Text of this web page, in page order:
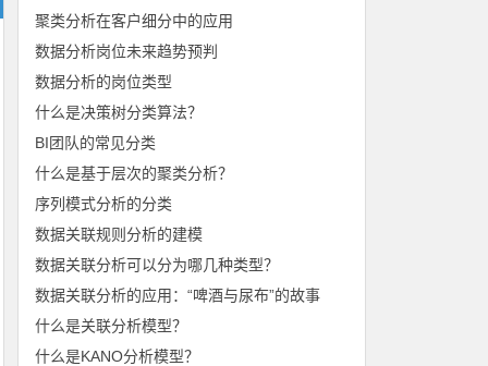
聚类分析在客户细分中的应用
数据分析岗位未来趋势预判
数据分析的岗位类型
什么是决策树分类算法？
BI团队的常见分类
什么是基于层次的聚类分析？
序列模式分析的分类
数据关联规则分析的建模
数据关联分析可以分为哪几种类型？
数据关联分析的应用：“啤酒与尿布”的故事
什么是关联分析模型？
什么是KANO分析模型？